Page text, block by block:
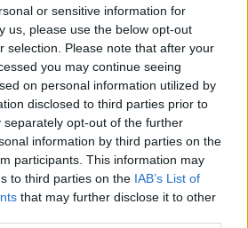
or sensitive information for
us, please use the below opt-out
selection. Please note that after your
you may continue seeing
on personal information utilized by
disclosed to third parties prior to
separately opt-out of the further
information by third parties on the
participants. This information may
to third parties on the IAB’s List of
that may further disclose it to other
táskányi segítség a paksi